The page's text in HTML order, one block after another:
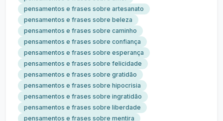
pensamentos e frases sobre artesanato
pensamentos e frases sobre beleza
pensamentos e frases sobre caminho
pensamentos e frases sobre confiança
pensamentos e frases sobre esperança
pensamentos e frases sobre felicidade
pensamentos e frases sobre gratidão
pensamentos e frases sobre hipocrisia
pensamentos e frases sobre ingratidão
pensamentos e frases sobre liberdade
pensamentos e frases sobre mentira